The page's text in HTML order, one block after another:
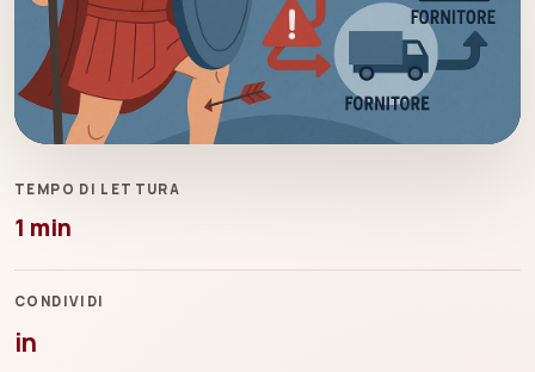
TEMPO DI LETTURA
1 min
CONDIVIDI
in